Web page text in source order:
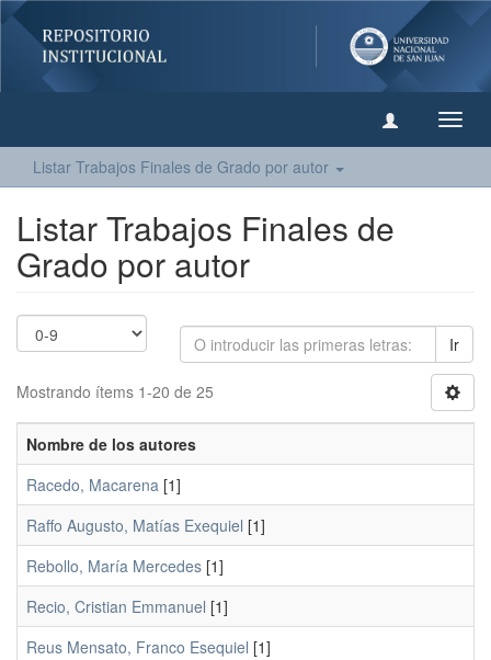
Listar Trabajos Finales de Grado por autor
Listar Trabajos Finales de
Grado por autor
Ir
Mostrando ítems 1-20 de 25
Nombre de los autores
Racedo, Macarena [1]
Raffo Augusto, Matías Exequiel [1]
Rebollo, María Mercedes [1]
Recio, Cristian Emmanuel [1]
Reus Mensato, Franco Esequiel [1]